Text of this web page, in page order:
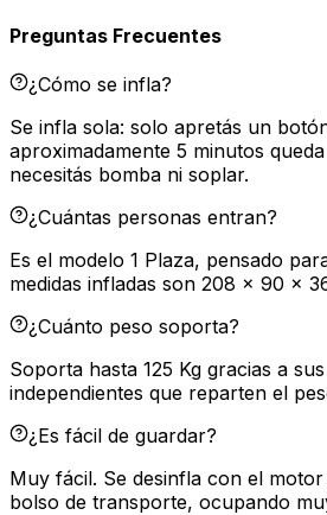
Preguntas Frecuentes
¿Cómo se infla?
Se infla sola: solo apretás un
aproximadamente 5 minutos
necesitás bomba ni soplar.
¿Cuántas personas entran?
Es el modelo 1 Plaza, pensado
medidas infladas son 208 x 90 x
¿Cuánto peso soporta?
Soporta hasta 125 Kg gracias a
independientes que reparten el
¿Es fácil de guardar?
Muy fácil. Se desinfla con el
bolso de transporte, ocupando